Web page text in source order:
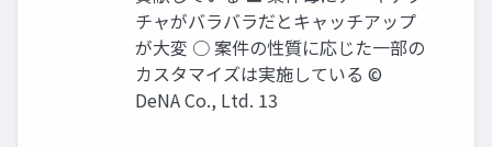
チャがバラバラだとキャッチアップ
が大変 ○ 案件の性質に応じた一部の
カスタマイズは実施している ©
DeNA Co., Ltd. 13